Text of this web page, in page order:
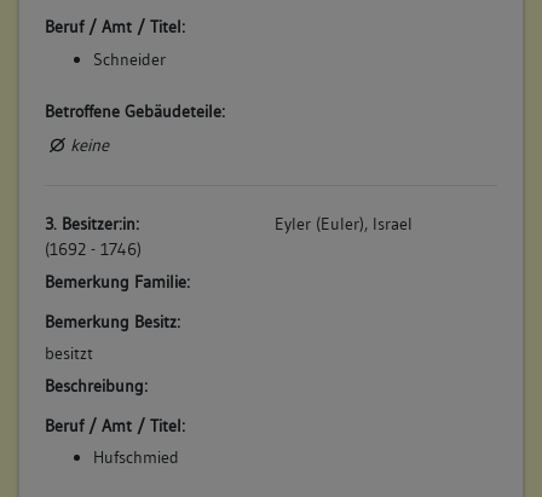
Beruf / Amt / Titel:
Schneider
Betroffene Gebäudeteile:
keine
3. Besitzer:in:
(1692 - 1746)
Eyler (Euler), Israel
Bemerkung Familie:
Bemerkung Besitz:
besitzt
Beschreibung:
Beruf / Amt / Titel:
Hufschmied